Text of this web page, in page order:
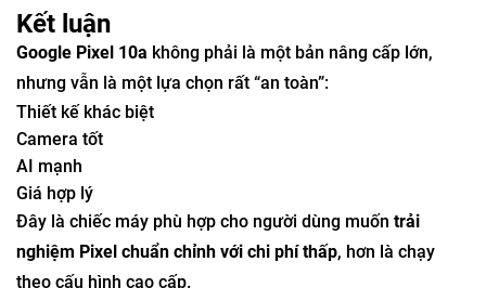
Kết luận
Google Pixel 10a không phải là một bản nâng cấp lớn,
nhưng vẫn là một lựa chọn rất “an toàn”:
Thiết kế khác biệt
Camera tốt
AI mạnh
Giá hợp lý
Đây là chiếc máy phù hợp cho người dùng muốn trải
nghiệm Pixel chuẩn chỉnh với chi phí thấp, hơn là chạy
theo cấu hình cao cấp.